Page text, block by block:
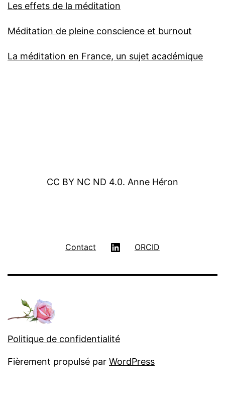
Les effets de la méditation
Méditation de pleine conscience et burnout
La méditation en France, un sujet académique
CC BY NC ND 4.0. Anne Héron
Contact LinkedIn
ORCID
Politique de confidentialité
Fièrement propulsé par WordPress